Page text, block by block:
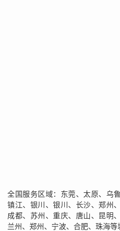
全国服务区域：东莞、太原、乌
镇江、银川、银川、长沙、郑州
成都、苏州、重庆、唐山、昆明
兰州、郑州、宁波、合肥、珠海等